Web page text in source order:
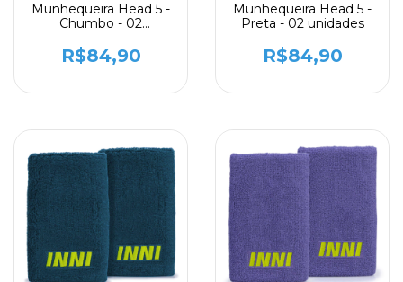
Munhequeira Head 5 -
Chumbo - 02
R$84,90
Munhequeira Head 5 -
Preta - 02 unidades
R$84,90